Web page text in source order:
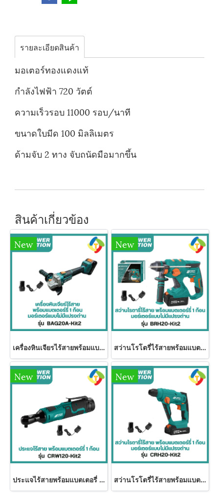
รายละเอียดสินค้า
มอเตอร์ทองแดงแท้
กำลังไฟฟ้า 720 วัตต์
ความเร็วรอบ 11000 รอบ/นาที
ขนาดใบมีด 100 มิลลิเมตร
ด้ามจับ 2 ทาง จับถนัดมือมากขึ้น
สินค้าเกี่ยวข้อง
New
เครื่องหินเจียรไร้สายพร้อมแบตเตอรี่ 1 ก้อน BAG20A-Kit2 Power Action
New
สว่านโรโตรี่ไร้สายพร้อมแบตเตอรี่ 1 ก้อน BRH20-Kit2 Power Action
New
ประแจไร้สายพร้อมแบตเตอรี่ 1 ก้อน CRW120-Kit2 Power Action
New
สว่านโรโตรี่ไร้สายพร้อมแบตเตอรี่ 1 ก้อน CRH20-Kit2 Power Action